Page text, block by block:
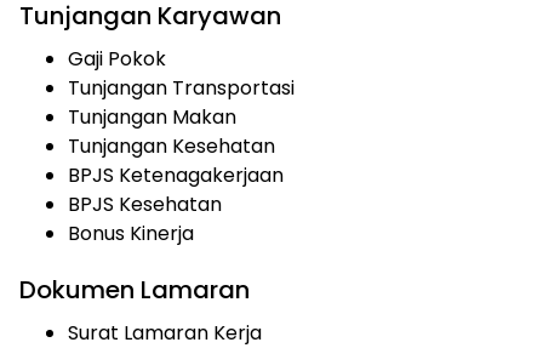
Tunjangan Karyawan
Gaji Pokok
Tunjangan Transportasi
Tunjangan Makan
Tunjangan Kesehatan
BPJS Ketenagakerjaan
BPJS Kesehatan
Bonus Kinerja
Dokumen Lamaran
Surat Lamaran Kerja